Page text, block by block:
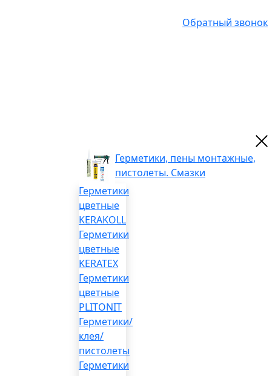
Обратный звонок
Герметики, пены монтажные,
пистолеты. Смазки
Герметики
цветные
KERAKOLL
Герметики
цветные
KERATEX
Герметики
цветные
PLITONIT
Герметики/
клея/
пистолеты
Герметики